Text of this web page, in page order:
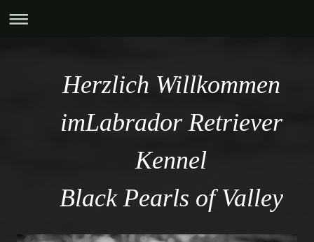
Herzlich Willkommen
imLabrador Retriever
Kennel
Black Pearls of Valley